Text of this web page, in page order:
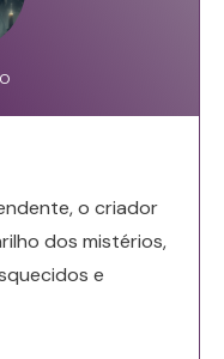
o criador
dos mistérios,
e